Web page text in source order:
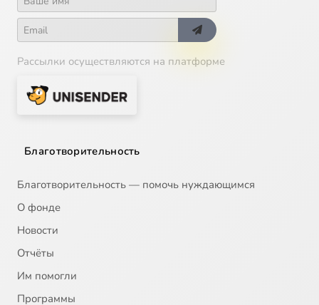
Рассылки осуществляются на платформе
Благотворительность
Благотворительность — помочь нуждающимся
О фонде
Новости
Отчёты
Им помогли
Программы